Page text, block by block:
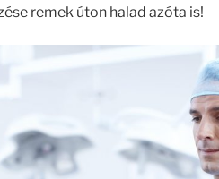
remek úton halad azóta is!